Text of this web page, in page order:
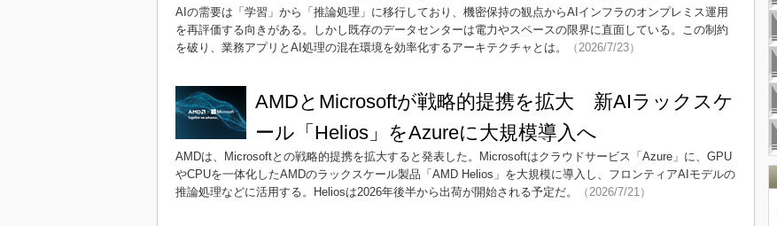
AIの需要は「学習」から「推論処理」に移行しており、機密保持の観点からAIインフラのオンプレミス運用
を再評価する向きがある。しかし既存のデータセンターは電力やスペースの限界に直面している。この制約
を破り、業務アプリとAI処理の混在環境を効率化するアーキテクチャとは。
（2026/7/23）
AMDとMicrosoftが戦略的提携を拡大 新AIラックスケ
ール「Helios」をAzureに大規模導入へ
AMDは、Microsoftとの戦略的提携を拡大すると発表した。Microsoftはクラウドサービス「Azure」に、GPU
やCPUを一体化したAMDのラックスケール製品「AMD Helios」を大規模に導入し、フロンティアAIモデルの
推論処理などに活用する。Heliosは2026年後半から出荷が開始される予定だ。
（2026/7/21）